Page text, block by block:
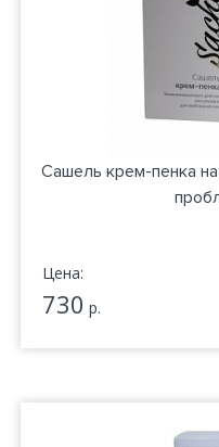
Сашель крем-пенка
Цена:
730 р.